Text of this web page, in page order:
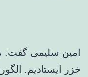
امین سلیمی گفت:
خزر ایستادیم.